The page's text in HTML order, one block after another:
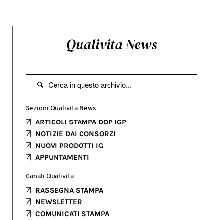
Qualivita News

Sezioni Qualivita News
ARTICOLI STAMPA DOP IGP
NOTIZIE DAI CONSORZI
NUOVI PRODOTTI IG
APPUNTAMENTI
Canali Qualivita
RASSEGNA STAMPA
NEWSLETTER
COMUNICATI STAMPA